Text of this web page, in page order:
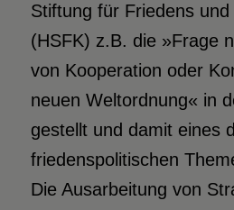
Stiftung für Friedens
(HSFK) z.B. die »Frage
von Kooperation oder
neuen Weltordnung« in
gestellt und damit eines
friedenspolitischen
Die Ausarbeitung von